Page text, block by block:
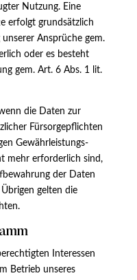
Nutzung. Eine
erfolgt grundsätzlich
Ansprüche gem.
oder es besteht
gem. Art. 6 Abs. 1 lit.
die Daten zur
Fürsorgepflichten
Gewährleistungs-
mehr erforderlich sind,
der Daten
gelten die
Interessen
Betrieb unseres